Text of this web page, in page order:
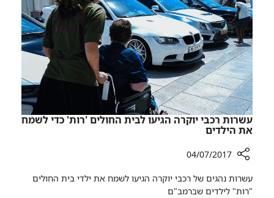
עשרות רכבי יוקרה הגיעו לבית החולים 'רות' כדי לשמח
את הילדים
שיתוף
04/07/2017
​עשרות נהגים של רכבי יוקרה הגיעו לשמח את ילדי בית החולים
"רות" לילדים שברמב"ם​